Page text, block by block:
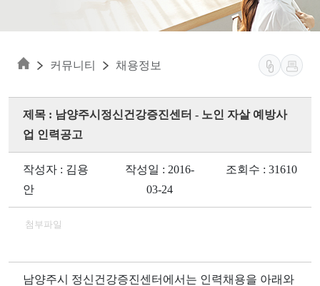
커뮤니티 채용정보
제목 : 남양주시정신건강증진센터 - 노인 자살 예방사
업 인력공고
작성자 : 김용
안
작성일 : 2016-
03-24
조회수 : 31610
첨부파일
남양주시 정신건강증진센터에서는 인력채용을 아래와